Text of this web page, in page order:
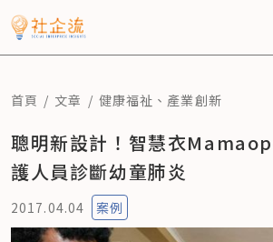
首頁 文章 健康福祉 、 產業創新
聰明新設計！智慧衣
護人員診斷幼童肺炎
2017.04.04 案例